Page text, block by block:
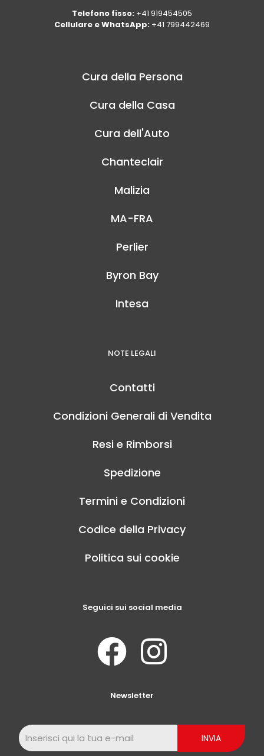
Telefono fisso: +41 919454505
Cellulare e WhatsApp: +41 799442469
Cura della Persona
Cura della Casa
Cura dell'Auto
Chanteclair
Malizia
MA-FRA
Perlier
Byron Bay
Intesa
NOTE LEGALI
Contatti
Condizioni Generali di Vendita
Resi e Rimborsi
Spedizione
Termini e Condizioni
Codice della Privacy
Politica sui cookie
Seguici sui social media
Newsletter